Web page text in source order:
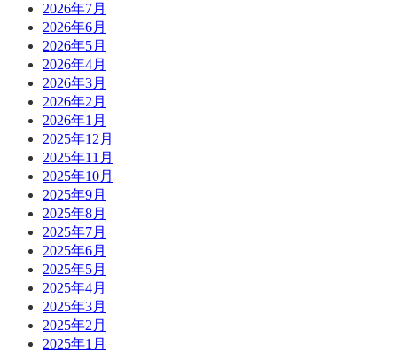
2026年7月
2026年6月
2026年5月
2026年4月
2026年3月
2026年2月
2026年1月
2025年12月
2025年11月
2025年10月
2025年9月
2025年8月
2025年7月
2025年6月
2025年5月
2025年4月
2025年3月
2025年2月
2025年1月